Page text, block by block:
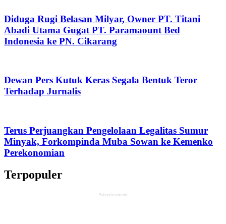
Diduga Rugi Belasan Milyar, Owner PT. Titani
Abadi Utama Gugat PT. Paramaount Bed
Indonesia ke PN. Cikarang
Dewan Pers Kutuk Keras Segala Bentuk Teror
Terhadap Jurnalis
Terus Perjuangkan Pengelolaan Legalitas Sumur
Minyak, Forkompinda Muba Sowan ke Kemenko
Perekonomian
Terpopuler
Advertisement